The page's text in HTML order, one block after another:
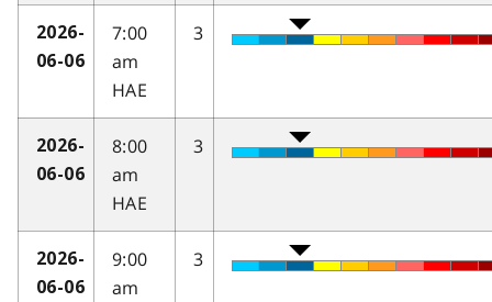
2026-
06-06
7:00
am
HAE
3
2026-
06-06
8:00
am
HAE
3
2026-
06-06
9:00
am
3